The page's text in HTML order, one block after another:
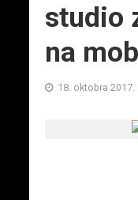
studio
na
18. oktobra 2017.